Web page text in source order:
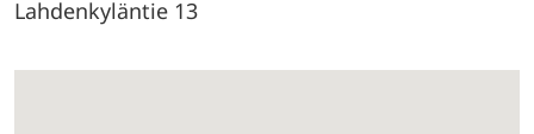
Lahdenkyläntie 13